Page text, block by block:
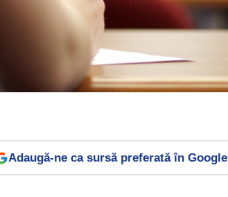
Adaugă-ne ca sursă preferată în Google